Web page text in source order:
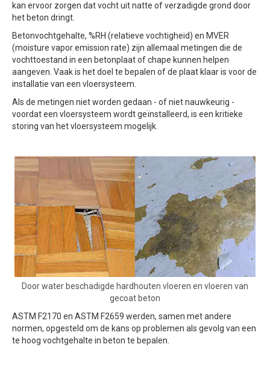
kan ervoor zorgen dat vocht uit natte of verzadigde grond door
het beton dringt.
Betonvochtgehalte, %RH (relatieve vochtigheid) en MVER
(moisture vapor emission rate) zijn allemaal metingen die de
vochttoestand in een betonplaat of chape kunnen helpen
aangeven. Vaak is het doel te bepalen of de plaat klaar is voor de
installatie van een vloersysteem.
Als de metingen niet worden gedaan - of niet nauwkeurig -
voordat een vloersysteem wordt geïnstalleerd, is een kritieke
storing van het vloersysteem mogelijk.
Door water beschadigde hardhouten vloeren en vloeren van
gecoat beton
ASTM F2170 en ASTM F2659 werden, samen met andere
normen, opgesteld om de kans op problemen als gevolg van een
te hoog vochtgehalte in beton te bepalen.